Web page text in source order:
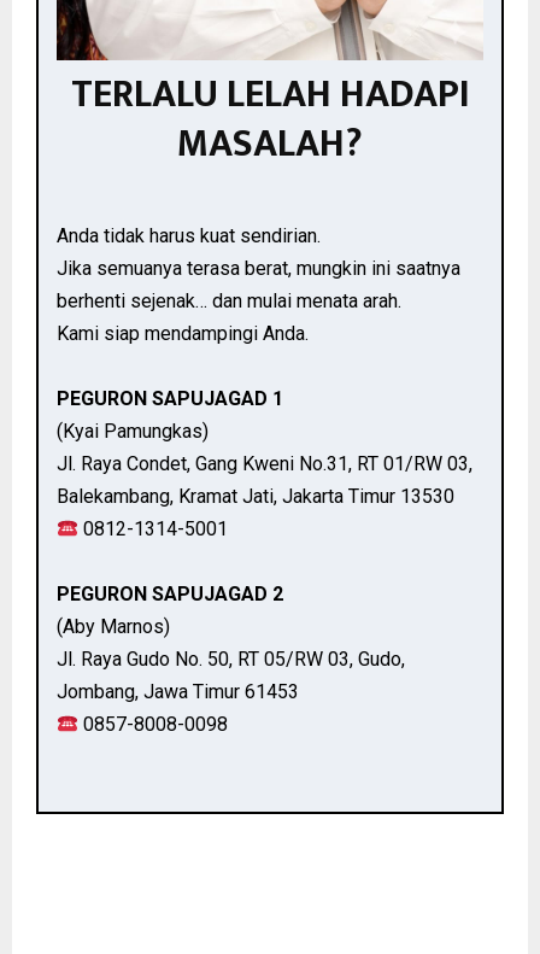
TERLALU LELAH HADAPI
MASALAH?
Anda tidak harus kuat sendirian.
Jika semuanya terasa berat, mungkin ini saatnya
berhenti sejenak… dan mulai menata arah.
Kami siap mendampingi Anda.
PEGURON SAPUJAGAD 1
(Kyai Pamungkas)
Jl. Raya Condet, Gang Kweni No.31, RT 01/RW 03,
Balekambang, Kramat Jati, Jakarta Timur 13530
0812-1314-5001
PEGURON SAPUJAGAD 2
(Aby Marnos)
Jl. Raya Gudo No. 50, RT 05/RW 03, Gudo,
Jombang, Jawa Timur 61453
0857-8008-0098